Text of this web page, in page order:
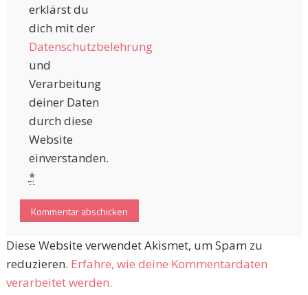
erklärst du
dich mit der
Datenschutzbelehrung
und
Verarbeitung
deiner Daten
durch diese
Website
einverstanden.
*
Diese Website verwendet Akismet, um Spam zu
reduzieren. Erfahre, wie deine Kommentardaten
verarbeitet werden.